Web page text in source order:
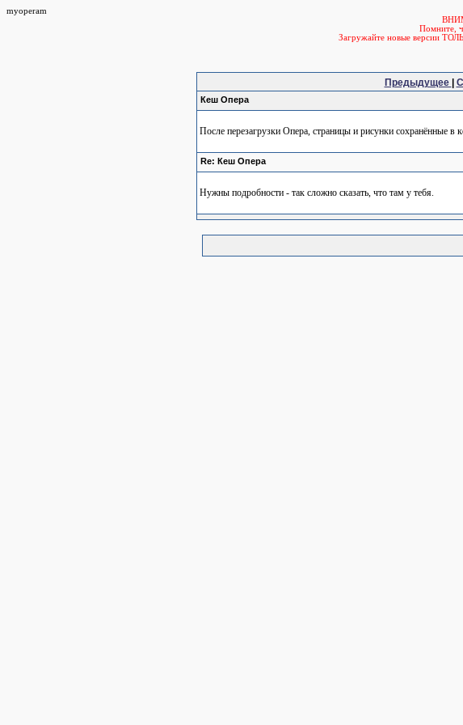
myoperam
Помните,
Загружайте новые версии
Предыдущее
Кеш Опера
После перезагрузки Опера, страницы и рисунки сохранённые
Re: Кеш Опера
Нужны подробности - так сложно сказать, что там у тебя.